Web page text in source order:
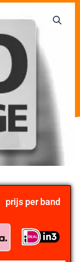
prijs per band